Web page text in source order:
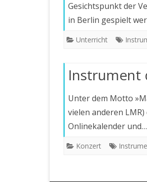
Gesichtspunkt der
in Berlin gespielt
Unterricht
Instrument
Unter dem Motto
vielen anderen
Onlinekalender und…
Konzert